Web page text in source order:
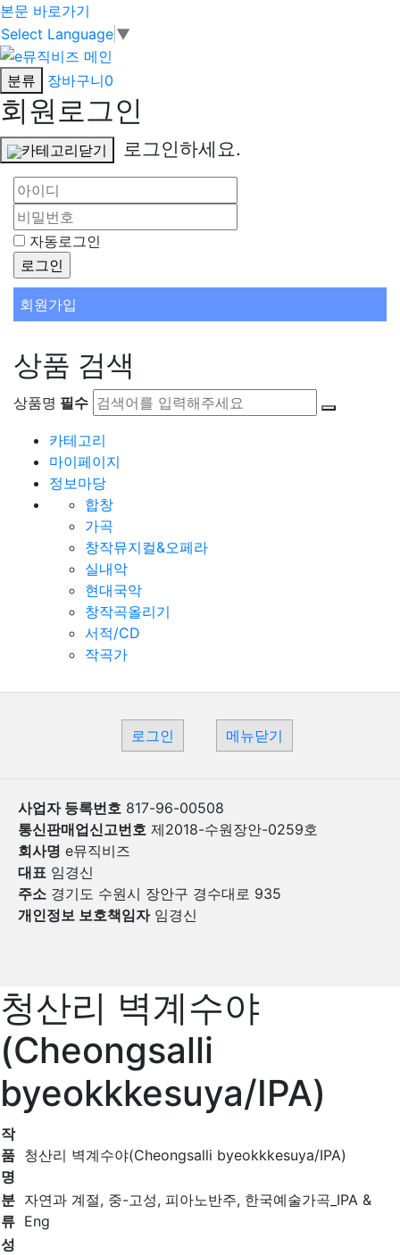
본문 바로가기
Select Language ▼
분류 장바구니0
회원로그인
카테고리닫기 로그인하세요.
자동로그인
회원가입
상품 검색
상품명 필수
카테고리
마이페이지
정보마당
합창
가곡
창작뮤지컬&오페라
실내악
현대국악
창작곡올리기
서적/CD
작곡가
로그인 메뉴닫기
사업자 등록번호 817-96-00508
통신판매업신고번호 제2018-수원장안-0259호
회사명 e뮤직비즈
대표 임경신
주소 경기도 수원시 장안구 경수대로 935
개인정보 보호책임자임경신
청산리 벽계수야
(Cheongsalli
byeokkkesuya/IPA)
작
품
명
청산리 벽계수야(Cheongsalli byeokkkesuya/IPA)
분
류
자연과 계절, 중-고성, 피아노반주, 한국예술가곡_IPA &
Eng
성